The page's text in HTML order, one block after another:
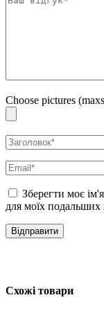
Choose pictures
Зберегти моє
для моїх подальших
Схожі товари